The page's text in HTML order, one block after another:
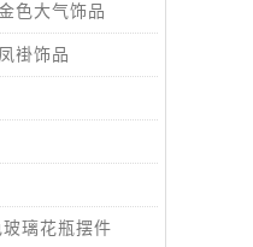
色大气饰品
褂饰品
璃花瓶摆件